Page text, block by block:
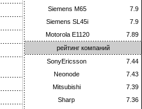
Siemens M65
7.9
Siemens SL45i
7.9
Motorola E1120
7.89
рейтинг компаний
SonyEricsson
7.44
Neonode
7.43
Mitsubishi
7.39
Sharp
7.36